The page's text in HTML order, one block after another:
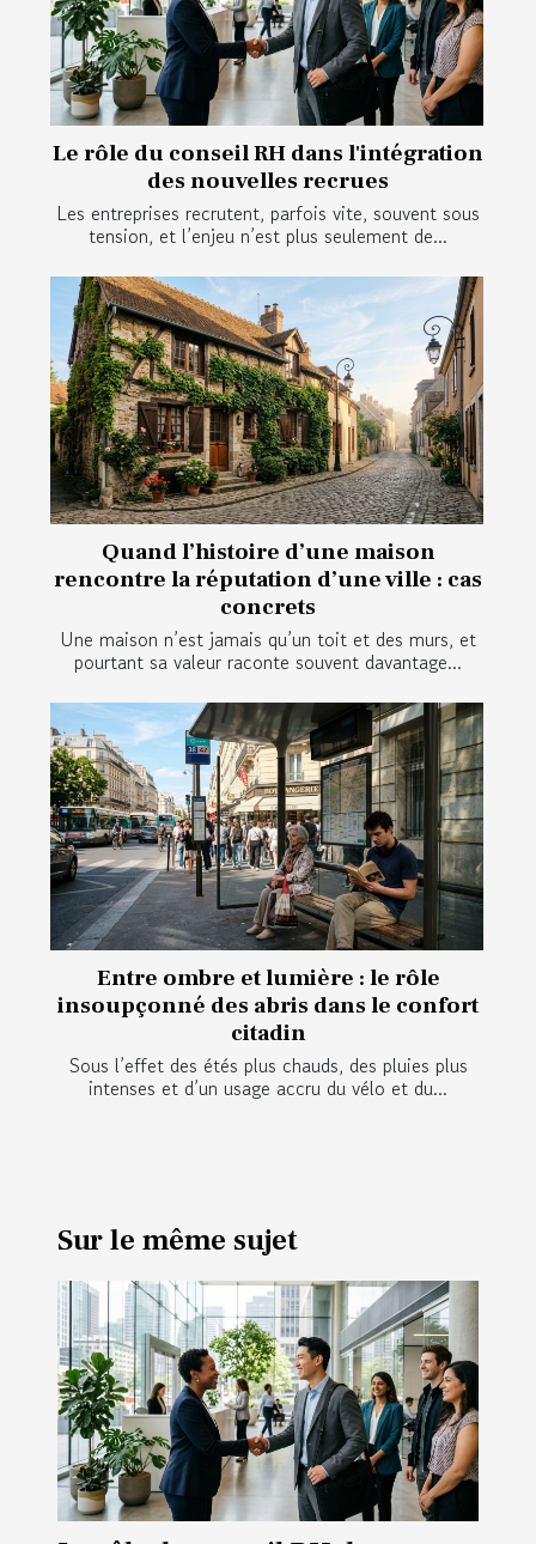
Le rôle du conseil RH dans l'intégration
des nouvelles recrues
Les entreprises recrutent, parfois vite, souvent sous
tension, et l’enjeu n’est plus seulement de...
Quand l’histoire d’une maison
rencontre la réputation d’une ville : cas
concrets
Une maison n’est jamais qu’un toit et des murs, et
pourtant sa valeur raconte souvent davantage...
Entre ombre et lumière : le rôle
insoupçonné des abris dans le confort
citadin
Sous l’effet des étés plus chauds, des pluies plus
intenses et d’un usage accru du vélo et du...
Sur le même sujet